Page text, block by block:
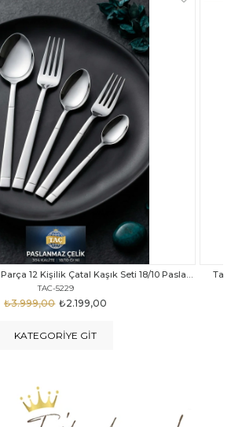
72 Parça 12 Kişilik Çatal Kaşık Bıçak Seti
TAC-5040
₺2.999,00
₺4.289,00
Taç
KATEGORIYE GIT